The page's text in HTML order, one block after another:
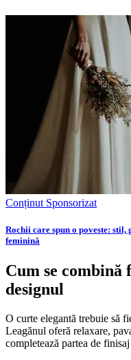
Conținut Sponsorizat
Rochii care spun o poveste:
feminină
Cum se
designul
O curte elegantă trebuie să
Leagănul oferă relaxare,
completează partea de